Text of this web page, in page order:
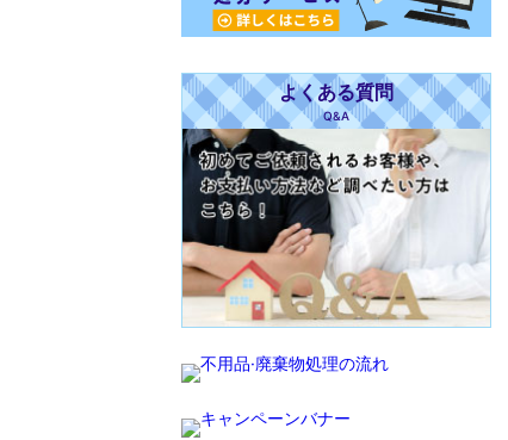
よくある質問
Q&A